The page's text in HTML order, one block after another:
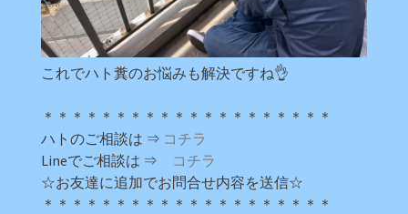
これでハト糞のお悩みも解決ですね👌
＊＊＊＊＊＊＊＊＊＊＊＊＊＊＊＊＊＊＊＊
ハトのご相談は ⇒ コチラ
Lineでご相談は ⇒ コチラ
☆お友達に追加でお問合せ内容を送信☆
＊＊＊＊＊＊＊＊＊＊＊＊＊＊＊＊＊＊＊＊